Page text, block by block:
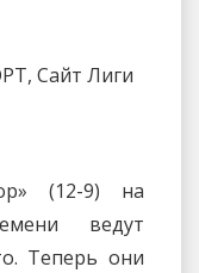
Сайт Лиги
(12-9) на
ведут
Теперь они